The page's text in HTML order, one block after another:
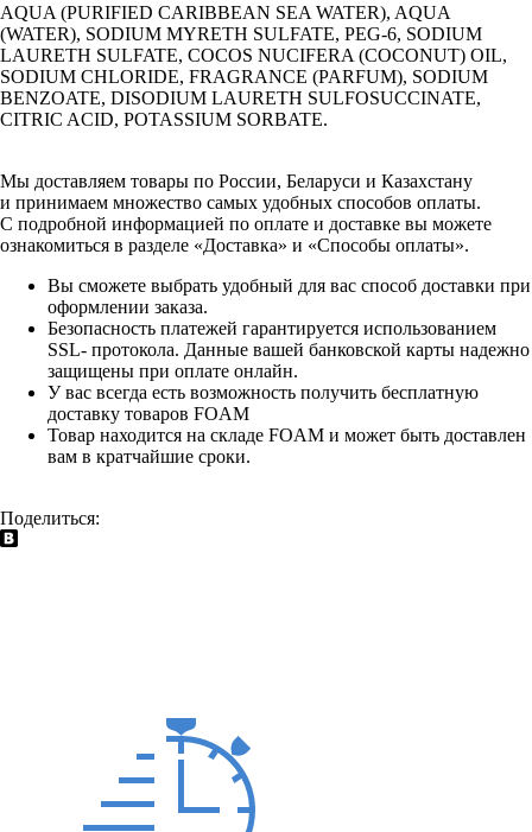
AQUA (PURIFIED CARIBBEAN SEA WATER), AQUA
(WATER), SODIUM MYRETH SULFATE, PEG-6, SODIUM
LAURETH SULFATE, COCOS NUCIFERA (COCONUT) OIL,
SODIUM CHLORIDE, FRAGRANCE (PARFUM), SODIUM
BENZOATE, DISODIUM LAURETH SULFOSUCCINATE,
CITRIC ACID, POTASSIUM SORBATE.
Мы доставляем товары по России, Беларуси и Казахстану
и принимаем множество самых удобных способов оплаты.
С подробной информацией по оплате и доставке вы можете
ознакомиться в разделе «Доставка» и «Способы оплаты».
Вы сможете выбрать удобный для вас способ доставки при
оформлении заказа.
Безопасность платежей гарантируется использованием
SSL- протокола. Данные вашей банковской карты надежно
защищены при оплате онлайн.
У вас всегда есть возможность получить бесплатную
доставку товаров FOAM
Товар находится на складе FOAM и может быть доставлен
вам в кратчайшие сроки.
Поделиться: